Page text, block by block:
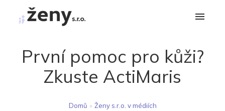
První pomoc pro kůži?
Zkuste ActiMaris
Domů » Ženy s.r.o. v médiích